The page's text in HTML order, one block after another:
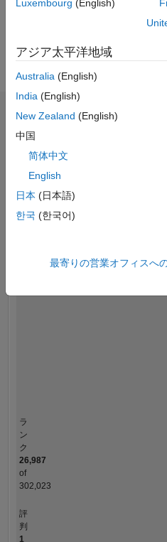
Follow
ダッシュボード
統
計
コントリビューション
-2-1 4
5
ラ
ン
ク
26,987
of
302,023
評
判
1
Luxembourg (English)
アジア太平洋地域
Australia (English)
India (English)
New Zealand (English)
中国
简体中文
English
日本 (日本語)
한국 (한국어)
最寄りの営業オフィスへ